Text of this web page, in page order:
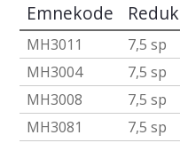
Emnekode
MH3011 7,5 sp
MH3004
7,5 sp
MH3008
7,5 sp
MH3081
7,5 sp